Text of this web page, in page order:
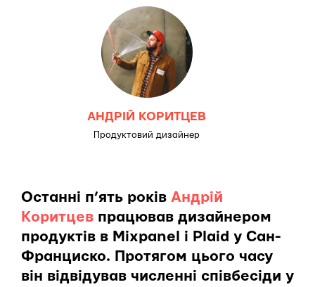
АНДРІЙ КОРИТЦЕВ
Продуктовий дизайнер
Останні п’ять років Андрій
Коритцев працював дизайнером
продуктів в Mixpanel і Plaid у Сан-
Франциско. Протягом цього часу
він відвідував численні співбесіди у